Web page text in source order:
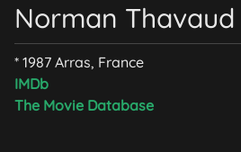
Norman Thavaud
* 1987 Arras, France
IMDb
The Movie Database